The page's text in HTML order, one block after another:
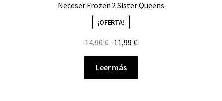
Neceser Frozen 2 Sister Queens
¡OFERTA!
14,90€ El
precio
original
era:
11,99€El
precio
es:
Leer más